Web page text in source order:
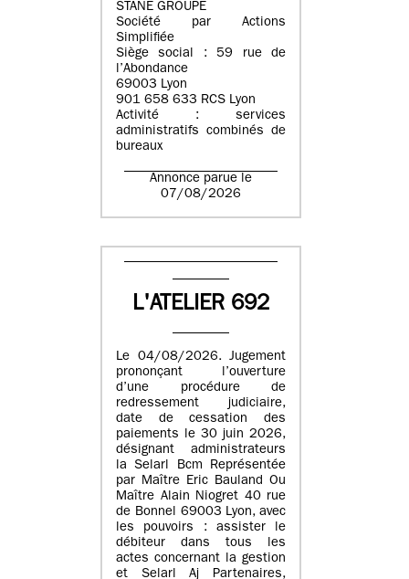
STANE GROUPE
Société par Actions
Simplifiée
Siège social : 59 rue de
l’Abondance
69003 Lyon
901 658 633 RCS Lyon
Activité : services
administratifs combinés de
bureaux
Annonce parue le
07/08/2026
L'ATELIER 692
Le 04/08/2026. Jugement
prononçant l’ouverture
d’une procédure de
redressement judiciaire,
date de cessation des
paiements le 30 juin 2026,
désignant administrateurs
la Selarl Bcm Représentée
par Maître Eric Bauland Ou
Maître Alain Niogret 40 rue
de Bonnel 69003 Lyon, avec
les pouvoirs : assister le
débiteur dans tous les
actes concernant la gestion
et Selarl Aj Partenaires,